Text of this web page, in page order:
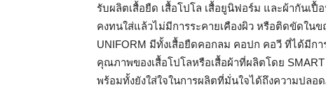
รับผลิตเสื้อยืด เสื้อโปโล เสื้อยูนิฟอร์ม และผ้ากันเ
คงทนใส่แล้วไม่มีการระคายเคืองผิว หรือติดขัดใน
UNIFORM มีทั้งเสื้อยืดคอกลม คอปก คอวี ที่ได้มีก
คุณภาพของเสื้อโปโลหรือเสื้อผ้าที่ผลิตโดย
พร้อมทั้งยังใส่ใจในการผลิตที่มั่นใจได้ถึงความปลอ